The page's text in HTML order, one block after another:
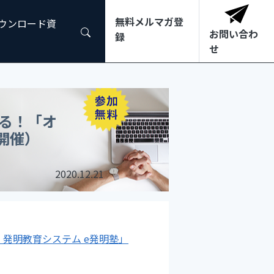
ンロード資
無料メルマガ登
録
お問い合わ
せ
！「オ
）
2020.12.21
明教育システム e発明塾」